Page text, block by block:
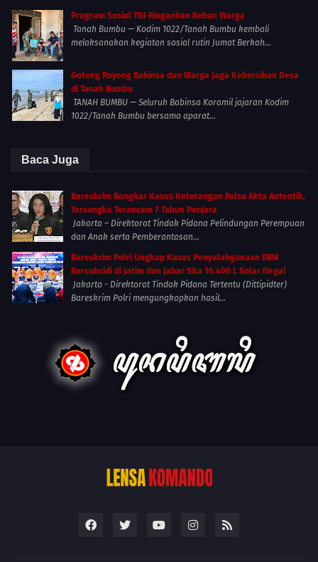
Program Sosial TNI Ringankan Beban Warga
Tanah Bumbu — Kodim 1022/Tanah Bumbu kembali
melaksanakan kegiatan sosial rutin Jumat Berkah...
Gotong Royong Babinsa dan Warga Jaga Kebersihan Desa
di Tanah Bumbu
TANAH BUMBU — Seluruh Babinsa Koramil jajaran Kodim
1022/Tanah Bumbu bersama aparat...
Baca Juga
Bareskrim Bongkar Kasus Keterangan Palsu Akta Autentik,
Tersangka Terancam 7 Tahun Penjara
Jakarta – Direktorat Tindak Pidana Pelindungan Perempuan
dan Anak serta Pemberantasan...
Bareskrim Polri Ungkap Kasus Penyalahgunaan BBM
Bersubsidi di Jatim dan Jabar Sita 16.400 L Solar Ilegal
Jakarta - Direktorat Tindak Pidana Tertentu (Dittipidter)
Bareskrim Polri mengungkapkan hasil...